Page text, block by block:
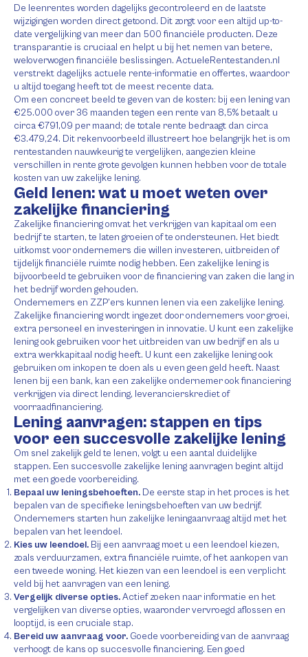
De leenrentes worden dagelijks gecontroleerd en de laatste
wijzigingen worden direct getoond. Dit zorgt voor een altijd up-to-
date vergelijking van meer dan 500 financiële producten. Deze
transparantie is cruciaal en helpt u bij het nemen van betere,
weloverwogen financiële beslissingen. ActueleRentestanden.nl
verstrekt dagelijks actuele rente-informatie en offertes, waardoor
u altijd toegang heeft tot de meest recente data.
Om een concreet beeld te geven van de kosten: bij een lening van
€25.000 over 36 maanden tegen een rente van 8,5% betaalt u
circa €791,09 per maand; de totale rente bedraagt dan circa
€3.479,24. Dit rekenvoorbeeld illustreert hoe belangrijk het is om
rentestanden nauwkeurig te vergelijken, aangezien kleine
verschillen in rente grote gevolgen kunnen hebben voor de totale
kosten van uw zakelijke lening.
Geld lenen: wat u moet weten over
zakelijke financiering
Zakelijke financiering omvat het verkrijgen van kapitaal om een
bedrijf te starten, te laten groeien of te ondersteunen. Het biedt
uitkomst voor ondernemers die willen investeren, uitbreiden of
tijdelijk financiële ruimte nodig hebben. Een zakelijke lening is
bijvoorbeeld te gebruiken voor de financiering van zaken die lang in
het bedrijf worden gehouden.
Ondernemers en ZZP’ers kunnen lenen via een zakelijke lening.
Zakelijke financiering wordt ingezet door ondernemers voor groei,
extra personeel en investeringen in innovatie. U kunt een zakelijke
lening ook gebruiken voor het uitbreiden van uw bedrijf en als u
extra werkkapitaal nodig heeft. U kunt een zakelijke lening ook
gebruiken om inkopen te doen als u even geen geld heeft. Naast
lenen bij een bank, kan een zakelijke ondernemer ook financiering
verkrijgen via direct lending, leverancierskrediet of
voorraadfinanciering.
Lening aanvragen: stappen en tips
voor een succesvolle zakelijke lening
Om snel zakelijk geld te lenen, volgt u een aantal duidelijke
stappen. Een succesvolle zakelijke lening aanvragen begint altijd
met een goede voorbereiding.
Bepaal uw leningsbehoeften. De eerste stap in het proces is het
bepalen van de specifieke leningsbehoeften van uw bedrijf.
Ondernemers starten hun zakelijke leningaanvraag altijd met het
bepalen van het leendoel.
Kies uw leendoel. Bij een aanvraag moet u een leendoel kiezen,
zoals verduurzamen, extra financiële ruimte, of het aankopen van
een tweede woning. Het kiezen van een leendoel is een verplicht
veld bij het aanvragen van een lening.
Vergelijk diverse opties.Actief zoeken naar informatie en het
vergelijken van diverse opties, waaronder vervroegd aflossen en
looptijd, is een cruciale stap.
Bereid uw aanvraag voor. Goede voorbereiding van de aanvraag
verhoogt de kans op succesvolle financiering. Een goed